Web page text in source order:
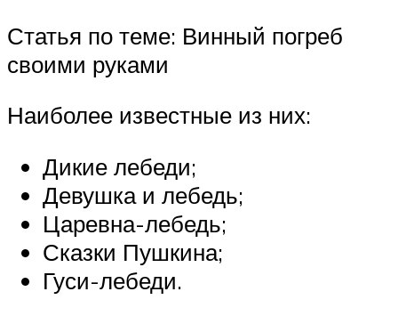
Статья по теме: Винный погреб
своими руками
Наиболее известные из них:
Дикие лебеди;
Девушка и лебедь;
Царевна-лебедь;
Сказки Пушкина;
Гуси-лебеди.